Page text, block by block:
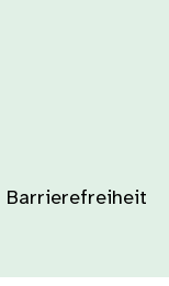
Barrierefreiheit